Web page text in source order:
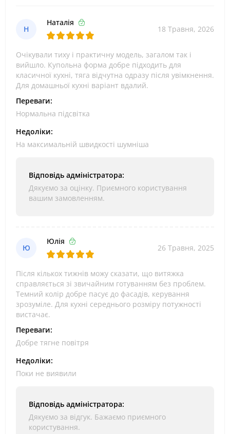
Н
Наталія
18 Травня, 2026
Очікували тиху і практичну модель, загалом так і
вийшло. Купольна форма добре підходить для
класичної кухні, тяга відчутна одразу після увімкнення.
Для домашньої кухні варіант вдалий.
Переваги:
Нормальна підсвітка
Недоліки:
На максимальній швидкості шумніша
Відповідь адміністратора:
Дякуємо за оцінку. Приємного користування
вашим замовленням.
Ю
Юлія
26 Травня, 2025
Після кількох тижнів можу сказати, що витяжка
справляється зі звичайним готуванням без проблем.
Темний колір добре пасує до фасадів, керування
зрозуміле. Для кухні середнього розміру потужності
вистачає.
Переваги:
Добре тягне повітря
Недоліки:
Поки не виявили
Відповідь адміністратора:
Дякуємо за відгук. Бажаємо приємного
користування.